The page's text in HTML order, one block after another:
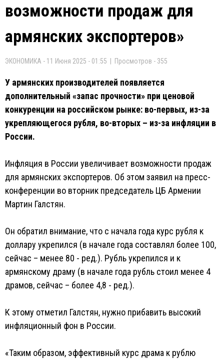
возможности продаж для
армянских экспортеров»
ЭКОНОМИКА - 11 Июня 2025 - 01:55 | Просмотров - 355
У армянских производителей появляется
дополнительный «запас прочности» при ценовой
конкуренции на российском рынке: во-первых, из-за
укрепляющегося рубля, во-вторых – из-за инфляции в
России.
Инфляция в России увеличивает возможности продаж
для армянских экспортеров. Об этом заявил на пресс-
конференции во вторник председатель ЦБ Армении
Мартин Галстян.
Он обратил внимание, что с начала года курс рубля к
доллару укрепился (в начале года составлял более 100,
сейчас – менее 80 - ред.). Рубль укрепился и к
армянскому драму (в начале года рубль стоил менее 4
драмов, сейчас – более 4,8 - ред.).
К этому отметил Галстян, нужно прибавить высокий
инфляционный фон в России.
«Таким образом, эффективный курс драма к рублю